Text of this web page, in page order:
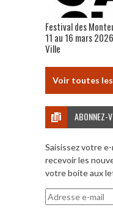
Festival des
11 au 16 mars
Ville
Voir toutes les
ABONNEZ-
Saisissez votre
recevoir les
votre boite aux
Adresse
e-